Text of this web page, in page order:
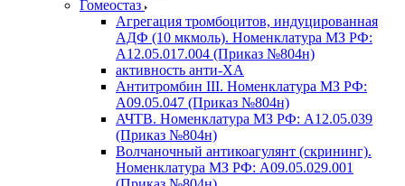
Гомеостаз
Агрегация тромбоцитов, индуцированная
АДФ (10 мкмоль). Номенклатура МЗ РФ:
A12.05.017.004 (Приказ №804н)
активность анти-ХА
Антитромбин III. Номенклатура МЗ РФ:
A09.05.047 (Приказ №804н)
АЧТВ. Номенклатура МЗ РФ: A12.05.039
(Приказ №804н)
Волчаночный антикоагулянт (скрининг).
Номенклатура МЗ РФ: A09.05.029.001